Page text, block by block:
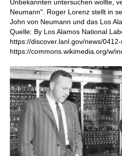
Unbekannten untersuchen wollte,
Neumann". Roger Lorenz stellt in
John von Neumann und das Los
Quelle: By Los Alamos National
https://discover.lanl.gov/news/
https://commons.wikimedia.org/w/